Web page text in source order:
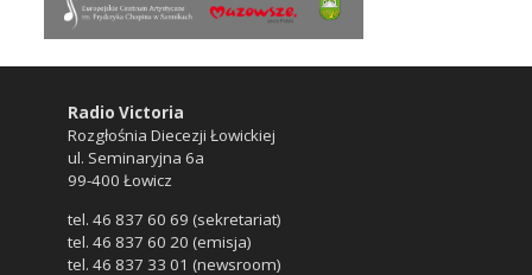
Radio Victoria
Rozgłośnia Diecezji Łowickiej
ul. Seminaryjna 6a
99-400 Łowicz
tel. 46 837 60 69 (sekretariat)
tel. 46 837 60 20 (emisja)
tel. 46 837 33 01 (newsroom)